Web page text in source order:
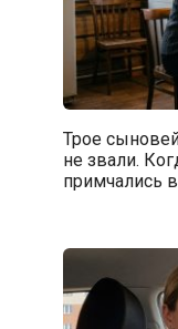
Трое
не звали.
примчались